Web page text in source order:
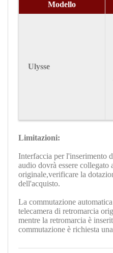
Modello
Ulysse
Limitazioni:
Interfaccia per l'inserimento
audio dovrà essere
originale,verificare la
dell'acquisto.
La commutazione
telecamera di retromarcia
mentre la retromarcia è
commutazione è richiesta